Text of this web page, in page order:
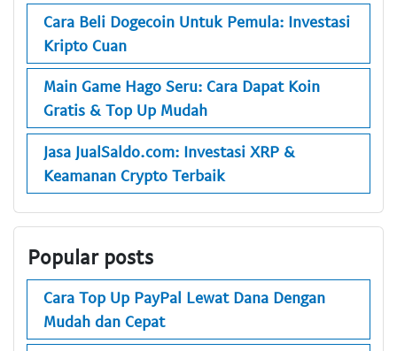
Cara Beli Dogecoin Untuk Pemula: Investasi
Kripto Cuan
Main Game Hago Seru: Cara Dapat Koin
Gratis & Top Up Mudah
Jasa JualSaldo.com: Investasi XRP &
Keamanan Crypto Terbaik
Popular posts
Cara Top Up PayPal Lewat Dana Dengan
Mudah dan Cepat